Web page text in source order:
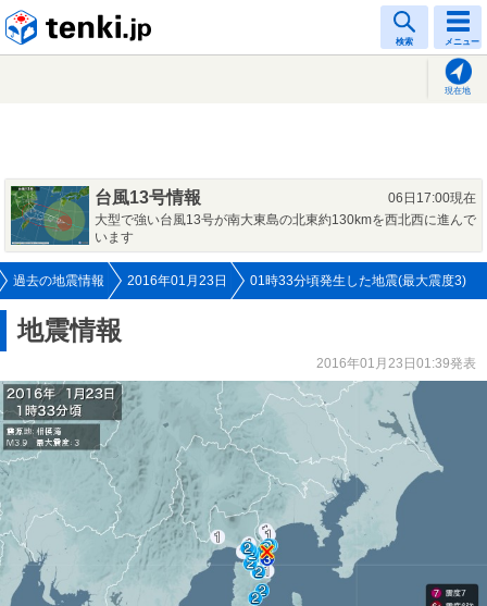
検索 メニュー
現在地
台風13号情報
06日17:00現在
大型で強い台風13号が南大東島の北東約130kmを西北西に進んで
います
過去の地震情報 2016年01月23日 01時33分頃発生した地震(最大震度3)
地震情報
2016年01月23日01:39発表